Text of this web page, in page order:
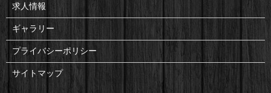
求人情報
ギャラリー
プライバシーポリシー
サイトマップ